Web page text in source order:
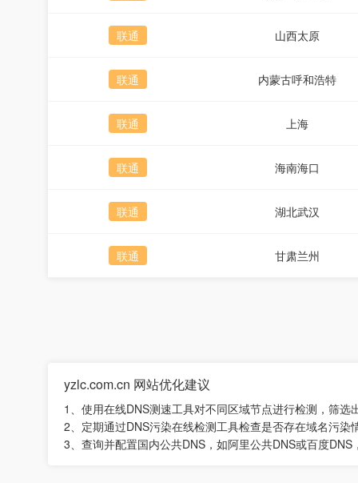
联通 山西太原
联通 内蒙古呼和浩特
联通 上海
联通 海南海口
联通 湖北武汉
联通 甘肃兰州
yzlc.com.cn 网站优化建议
1、使用在线DNS测速工具对不同区域节点进行检测，筛
2、定期通过DNS污染在线检测工具检查是否存在域名污染
3、查询并配置国内公共DNS，如阿里公共DNS或百度